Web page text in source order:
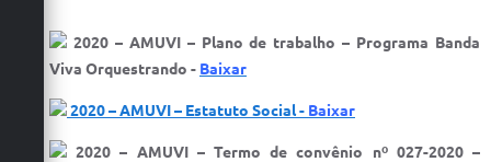
2020 – AMUVI – Plano de trabalho – Programa Banda
Viva Orquestrando - Baixar
2020 – AMUVI – Estatuto Social​ - Baixar
2020 – AMUVI – Termo de convênio nº 027-2020 –